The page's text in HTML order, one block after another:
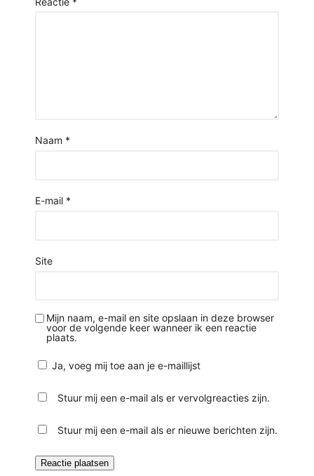
Naam *
E-mail *
Site
Mijn naam, e-mail en site opslaan in deze browser
voor de volgende keer wanneer ik een reactie
plaats.
Ja, voeg mij toe aan je e-maillijst
Stuur mij een e-mail als er vervolgreacties zijn.
Stuur mij een e-mail als er nieuwe berichten zijn.